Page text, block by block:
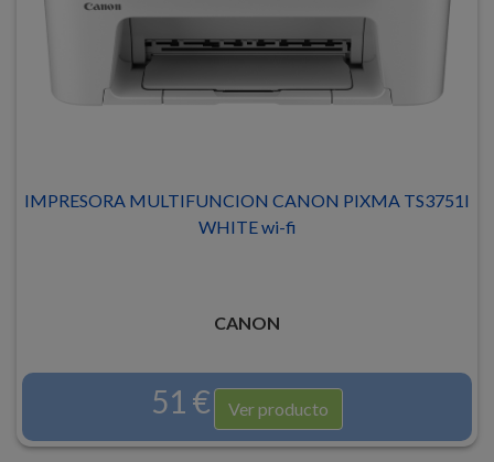
IMPRESORA MULTIFUNCION CANON PIXMA TS3751I
WHITE wi-fi
CANON
51 € Ver producto